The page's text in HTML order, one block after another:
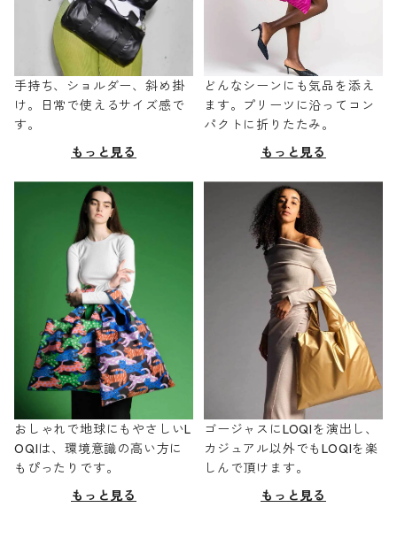
手持ち、ショルダー、斜め掛
け。日常で使えるサイズ感で
す。
もっと見る
どんなシーンにも気品を添え
ます。プリーツに沿ってコン
パクトに折りたたみ。
もっと見る
おしゃれで地球にもやさしいL
OQIは、環境意識の高い方に
もぴったりです。
もっと見る
ゴージャスにLOQIを演出し、
カジュアル以外でもLOQIを楽
しんで頂けます。
もっと見る